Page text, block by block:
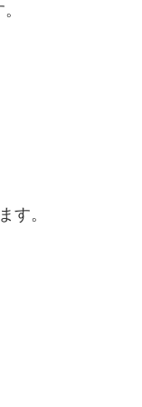
す。